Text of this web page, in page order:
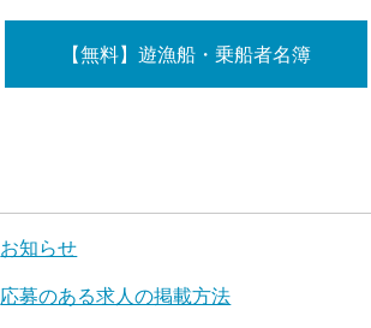
【無料】遊漁船・乗船者名簿
お知らせ
応募のある求人の掲載方法